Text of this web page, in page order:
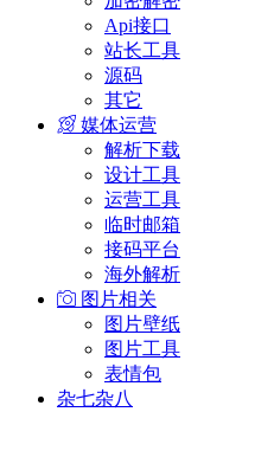
Api接口
站长工具
源码
其它
媒体运营
解析下载
设计工具
运营工具
临时邮箱
接码平台
海外解析
图片相关
图片壁纸
图片工具
表情包
杂七杂八